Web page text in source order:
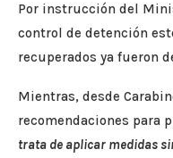
Por instrucción del
control de detención
recuperados ya fueron
Mientras, desde
recomendaciones para
trata de aplicar medidas